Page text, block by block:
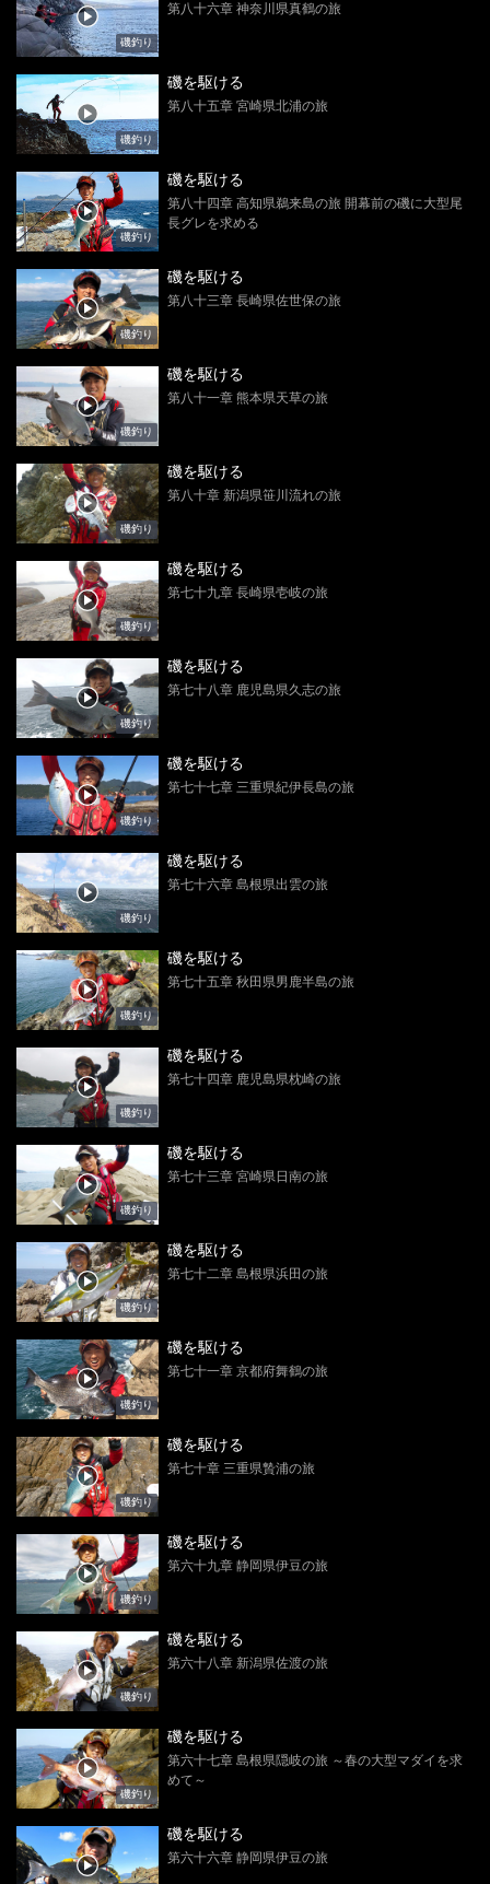
磯釣り
第八十六章 神奈川県真鶴の旅
磯釣り
磯を駆ける
第八十五章 宮崎県北浦の旅
磯釣り
磯を駆ける
第八十四章 高知県鵜来島の旅 開幕前の磯に大型尾
長グレを求める
磯釣り
磯を駆ける
第八十三章 長崎県佐世保の旅
磯釣り
磯を駆ける
第八十一章 熊本県天草の旅
磯釣り
磯を駆ける
第八十章 新潟県笹川流れの旅
磯釣り
磯を駆ける
第七十九章 長崎県壱岐の旅
磯釣り
磯を駆ける
第七十八章 鹿児島県久志の旅
磯釣り
磯を駆ける
第七十七章 三重県紀伊長島の旅
磯釣り
磯を駆ける
第七十六章 島根県出雲の旅
磯釣り
磯を駆ける
第七十五章 秋田県男鹿半島の旅
磯釣り
磯を駆ける
第七十四章 鹿児島県枕崎の旅
磯釣り
磯を駆ける
第七十三章 宮崎県日南の旅
磯釣り
磯を駆ける
第七十二章 島根県浜田の旅
磯釣り
磯を駆ける
第七十一章 京都府舞鶴の旅
磯釣り
磯を駆ける
第七十章 三重県贄浦の旅
磯釣り
磯を駆ける
第六十九章 静岡県伊豆の旅
磯釣り
磯を駆ける
第六十八章 新潟県佐渡の旅
磯釣り
磯を駆ける
第六十七章 島根県隠岐の旅 ～春の大型マダイを求
めて～
磯を駆ける
第六十六章 静岡県伊豆の旅